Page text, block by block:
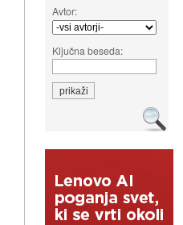
Avtor:
Ključna beseda: